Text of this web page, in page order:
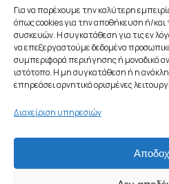
Για να παρέχουμε την καλύτερη
όπως cookies για την αποθήκευση ή/
συσκευών. Η συγκατάθεση για τις εν
να επεξεργαστούμε δεδομένα
συμπεριφορά περιήγησης ή μοναδικά
ιστότοπο. Η μη συγκατάθεση ή η
επηρεάσει αρνητικά ορισμένες
Διαχείριση υπηρεσιών
Online Poker
Live Poker
Όροι & Απόρρητο
Πολιτική Απορρήτου